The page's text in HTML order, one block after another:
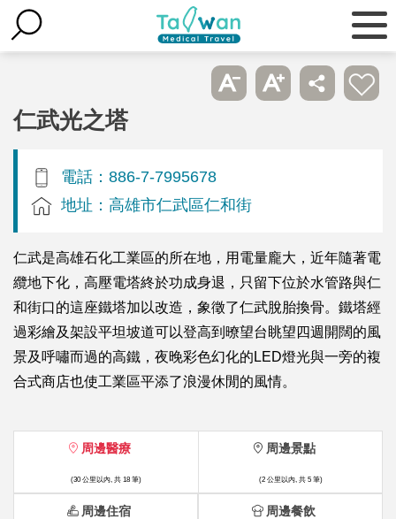
仁武光之塔
電話：886-7-7995678
地址：高雄市仁武區仁和街
仁武是高雄石化工業區的所在地，用電量龐大，近年隨著電
纜地下化，高壓電塔終於功成身退，只留下位於水管路與仁
和街口的這座鐵塔加以改造，象徵了仁武脫胎換骨。鐵塔經
過彩繪及架設平坦坡道可以登高到暸望台眺望四週開闊的風
景及呼嘯而過的高鐵，夜晚彩色幻化的LED燈光與一旁的複
合式商店也使工業區平添了浪漫休閒的風情。
周邊醫療
(30 公里以內, 共 18 筆)
周邊景點
(2 公里以內, 共 5 筆)
周邊住宿 周邊餐飲